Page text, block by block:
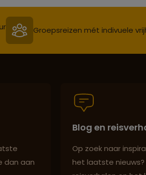
Groepsreizen mét indivuele
dan aan
Blog en
Op zoek naar
het laatste nieuws?